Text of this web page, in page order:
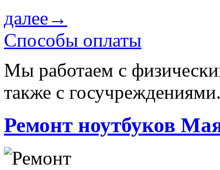
далее→
Способы оплаты
Мы работаем с
также с
Ремонт ноутбуков